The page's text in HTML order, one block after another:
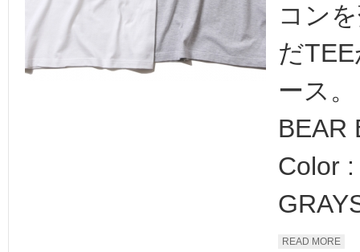
コン
だ
ース
BEAR
Color
READ MORE